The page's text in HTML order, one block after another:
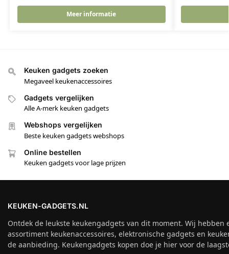
Meer informatie
Keuken gadgets zoeken
Megaveel keukenaccessoires
Gadgets vergelijken
Alle A-merk keuken gadgets
Webshops vergelijken
Beste keuken gadgets webshops
Online bestellen
Keuken gadgets voor lage prijzen
KEUKEN-GADGETS.NL
Ontdek de leukste keukengadgets van dit moment. Wij hebben
assortiment keukenaccessoires, elektronische gadgets en
de aanbieding. Keukengadgets kopen doe je hier voor de